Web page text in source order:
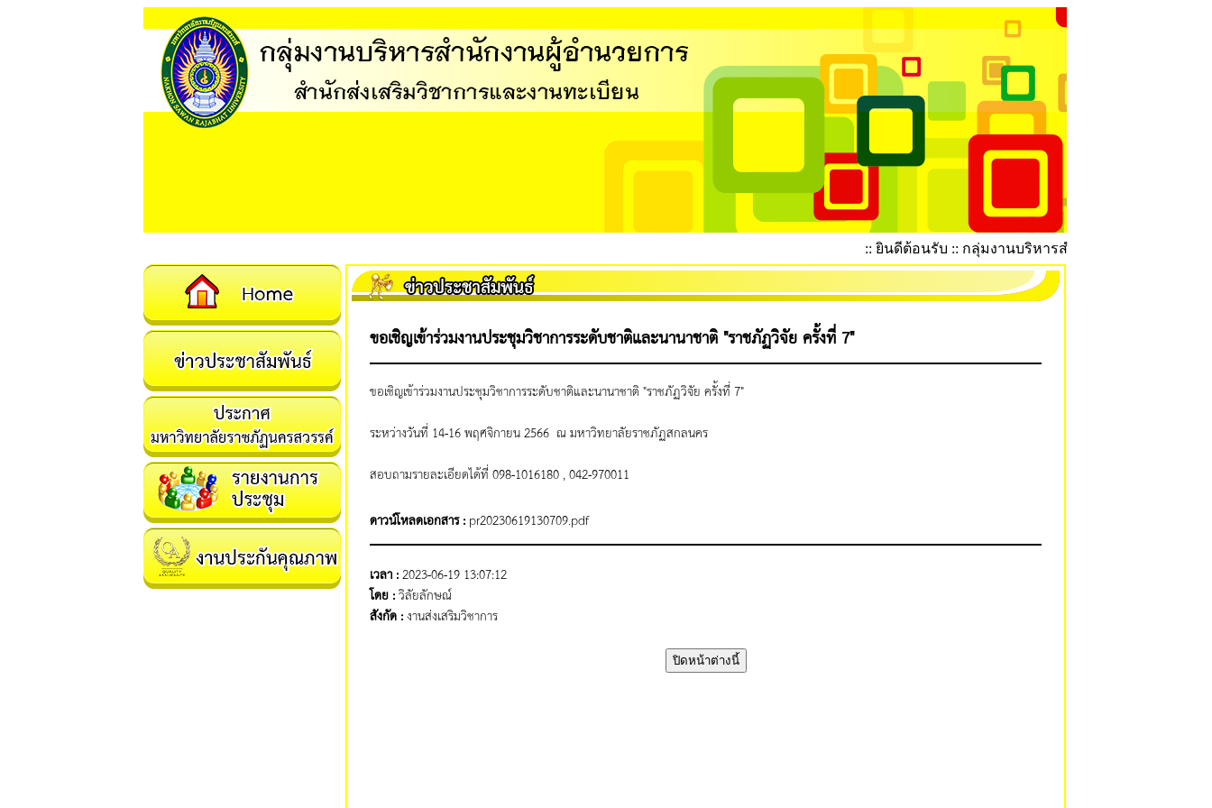
:: ยินดีต้อนรับ :: กลุ่มงานบริหารสำนักงานผู้อำนวยการ ::
ขอเชิญเข้าร่วมงานประชุมวิชาการระดับชาติและนานาชาติ "ราชภัฏวิจัย ครั้งที่ 7"
ขอเชิญเข้าร่วมงานประชุมวิชาการระดับชาติและนานาชาติ "ราชภัฏวิจัย ครั้งที่ 7"
ระหว่างวันที่ 14-16 พฤศจิกายน 2566 ณ มหาวิทยาลัยราชภัฏสกลนคร
สอบถามรายละเอียดได้ที่ 098-1016180 , 042-970011
ดาวน์โหลดเอกสาร : pr20230619130709.pdf
เวลา :2023-06-19 13:07:12
โดย :วิลัยลักษณ์
สังกัด :งานส่งเสริมวิชาการ